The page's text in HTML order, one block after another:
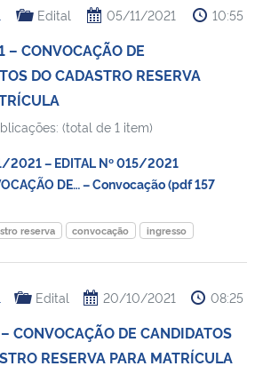
Inovações e Comunicações
Regional
Edital 05/11/2021 10:55
CONVOCAÇÃO DE
DO CADASTRO RESERVA
(total de 1 item)
– EDITAL Nº 015/2021
DE… – Convocação (pdf 157
reserva convocação ingresso
Edital 20/10/2021 08:25
DE CANDIDATOS
RESERVA PARA MATRÍCULA